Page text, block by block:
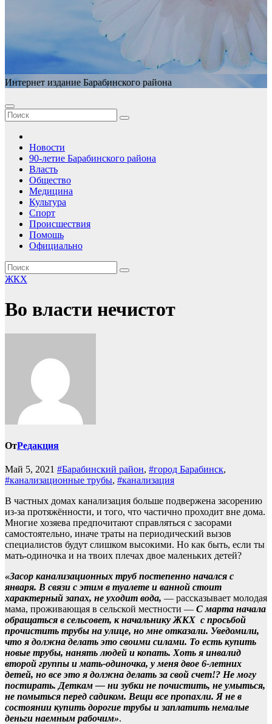
Интернет издание Барабинского района
Новости
90-летие Барабинского района
Власть
Общество
Медицина
Культура
Спорт
Происшествия
Помошь
Официально
ЖКХ
Во власти нечистот
ОтРедакция
Май 5, 2021 #Барабинский район, #город Барабинск,
#канализационные трубы, #канализация
В частных домах канализация больше подвержена засорению
из-за протяжённости, и того, что частично проходит вне дома.
Многие хозяева предпочитают справляться с засорами
самостоятельно, иначе траты на периодический вызов
специалистов будут слишком высокими. Но как быть, если ты
мать-одиночка и на твоих плечах двое маленьких детей?
«Засор канализационных труб постепенно начался с
января. В связи с этим в туалете и ванной стоит
характерный запах, не уходит вода, — рассказывает молодая
мама, проживающая в сельской местности — С марта начала
обращаться в сельсовет, к начальнику ЖКХ с просьбой
прочистить трубы на улице, но мне отказали. Уведомили,
что я должна делать это своими силами. То есть купить
новые трубы, нанять людей и копать. Хоть я инвалид
второй группы и мать-одиночка, у меня двое 6-летних
детей, но все это я должна делать за свой счет!? Не могу
постирать. Деткам — ни зубки не почистить, не умыться,
не помыться перед садиком. Вещи все пропахли. Я не в
состоянии купить дорогие трубы и заплатить немалые
деньги наемным рабочим».